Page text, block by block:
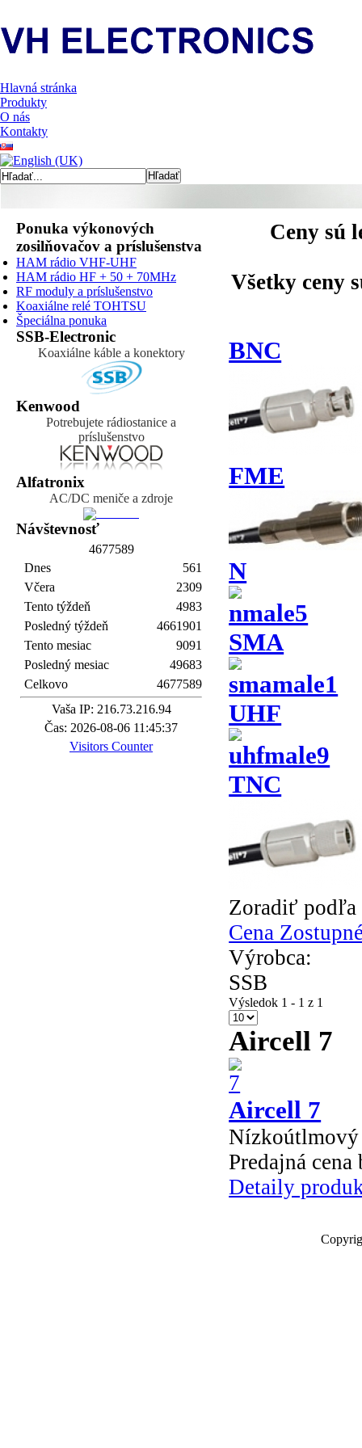
Hlavná stránka
Produkty
O nás
Kontakty
Ponuka výkonových
zosilňovačov a príslušenstva
HAM rádio VHF-UHF
HAM rádio HF + 50 + 70MHz
RF moduly a príslušenstvo
Koaxiálne relé TOHTSU
Špeciálna ponuka
SSB-Electronic
Koaxiálne káble a konektory
Kenwood
Potrebujete rádiostanice a
príslušenstvo
Alfatronix
AC/DC meniče a zdroje
Návštevnosť
4677589
Dnes
Včera
Tento týždeň
Posledný týždeň
Tento mesiac
Posledný mesiac
Celkovo
561
2309
4983
4661901
9091
49683
4677589
Vaša IP: 216.73.216.94
Čas: 2026-08-06 11:45:37
Visitors Counter
Ceny sú
Všetky ceny
BNC
FME
N
SMA
UHF
TNC
Zoradiť podľa
Cena
Výrobca:
SSB
Výsledok 1 - 1 z 1
Aircell 7
Aircell 7
Nízkoútlmový
Predajná
Detaily